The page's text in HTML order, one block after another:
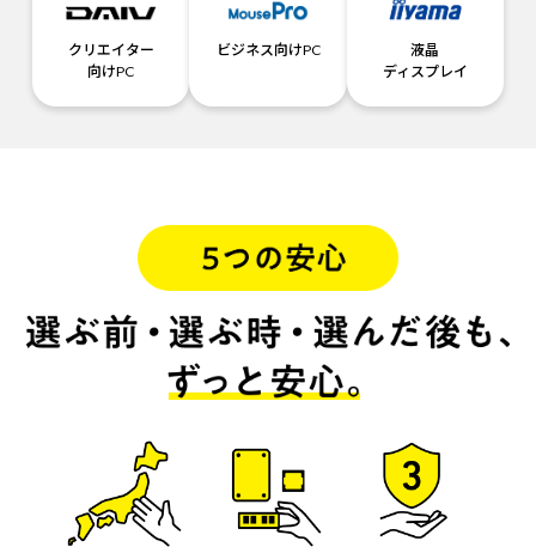
クリエイター
向けPC
ビジネス向けPC
液晶
ディスプレイ